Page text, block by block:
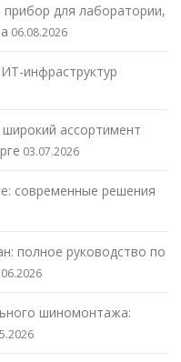
для лаборатории,
06.08.2026
инфраструктур
ассортимент
03.07.2026
современные решения
полное руководство по
шиномонтажа: